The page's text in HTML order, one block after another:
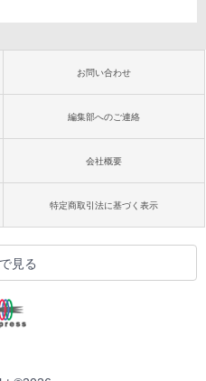
お問い合わせ
編集部へのご連絡
会社概要
特定商取引法に基づく表示
見る